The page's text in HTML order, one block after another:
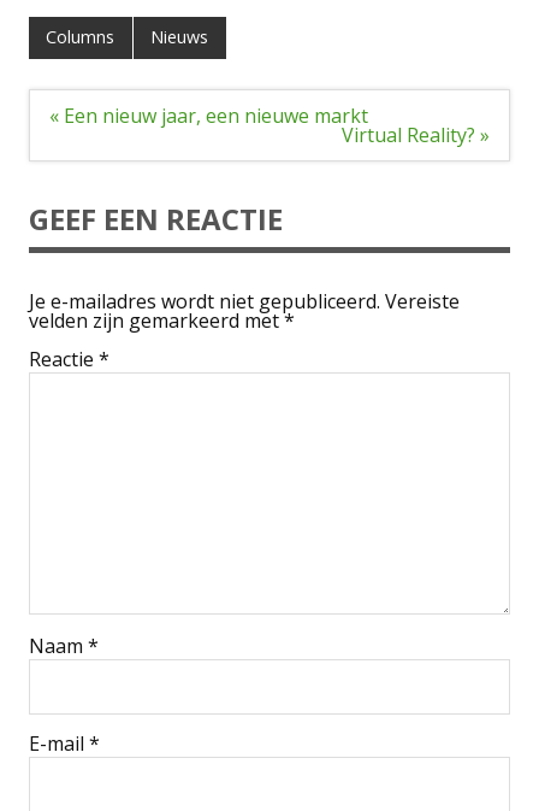
Columns Nieuws
Bericht
« Een nieuw jaar, een nieuwe markt
Virtual Reality? »
GEEF EEN REACTIE
Je e-mailadres wordt niet gepubliceerd. Vereiste
velden zijn gemarkeerd met*
Reactie *
Naam *
E-mail *